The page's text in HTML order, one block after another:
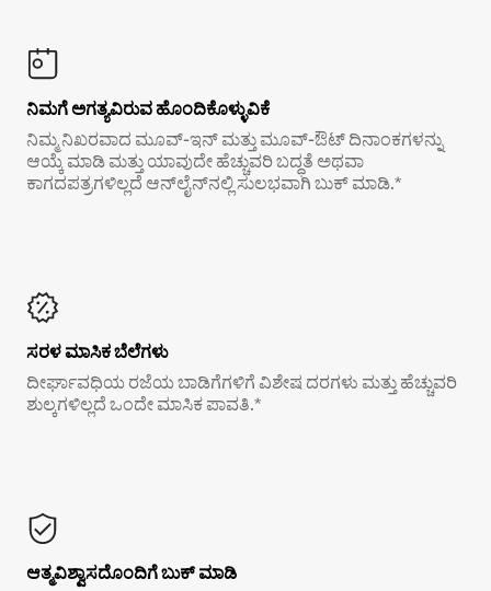
ನಿಮಗೆ ಅಗತ್ಯವಿರುವ ಹೊಂದಿಕೊಳ್ಳುವಿಕೆ
ನಿಮ್ಮ ನಿಖರವಾದ ಮೂವ್-ಇನ್ ಮತ್ತು ಮೂವ್-ಔಟ್ ದಿನಾಂಕಗಳನ್ನು
ಆಯ್ಕೆ ಮಾಡಿ ಮತ್ತು ಯಾವುದೇ ಹೆಚ್ಚುವರಿ ಬದ್ಧತೆ ಅಥವಾ
ಕಾಗದಪತ್ರಗಳಿಲ್ಲದೆ ಆನ್‌ಲೈನ್‌ನಲ್ಲಿ ಸುಲಭವಾಗಿ ಬುಕ್ ಮಾಡಿ.*
ಸರಳ ಮಾಸಿಕ ಬೆಲೆಗಳು
ದೀರ್ಘಾವಧಿಯ ರಜೆಯ ಬಾಡಿಗೆಗಳಿಗೆ ವಿಶೇಷ ದರಗಳು ಮತ್ತು ಹೆಚ್ಚುವರಿ
ಶುಲ್ಕಗಳಿಲ್ಲದೆ ಒಂದೇ ಮಾಸಿಕ ಪಾವತಿ.*
ಆತ್ಮವಿಶ್ವಾಸದೊಂದಿಗೆ ಬುಕ್ ಮಾಡಿ